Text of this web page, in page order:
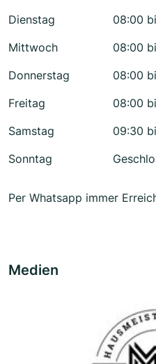
Dienstag
08:00
Mittwoch
08:00
Donnerstag
08:00
Freitag
08:00
Samstag
09:30
Sonntag
Per Whatsapp immer
Medien